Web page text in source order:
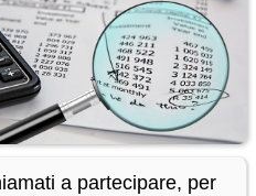
a partecipare, per